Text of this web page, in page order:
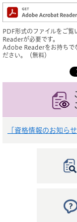
PDF形式のファイルをご
Readerが必要です。
Adobe Readerをお持ちで
ださい。（無料）
「資格情報のお知ら